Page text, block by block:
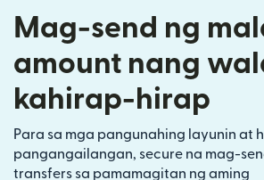
Mag-send ng
amount nang
kahirap-hirap
Para sa mga pangunahing layunin at
pangangailangan, secure na mag-
transfers sa pamamagitan ng aming